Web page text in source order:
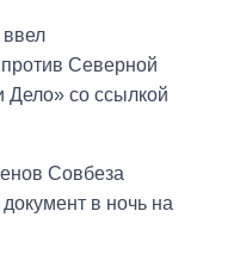
Северной
Дело» со ссылкой
Совбеза
в ночь на